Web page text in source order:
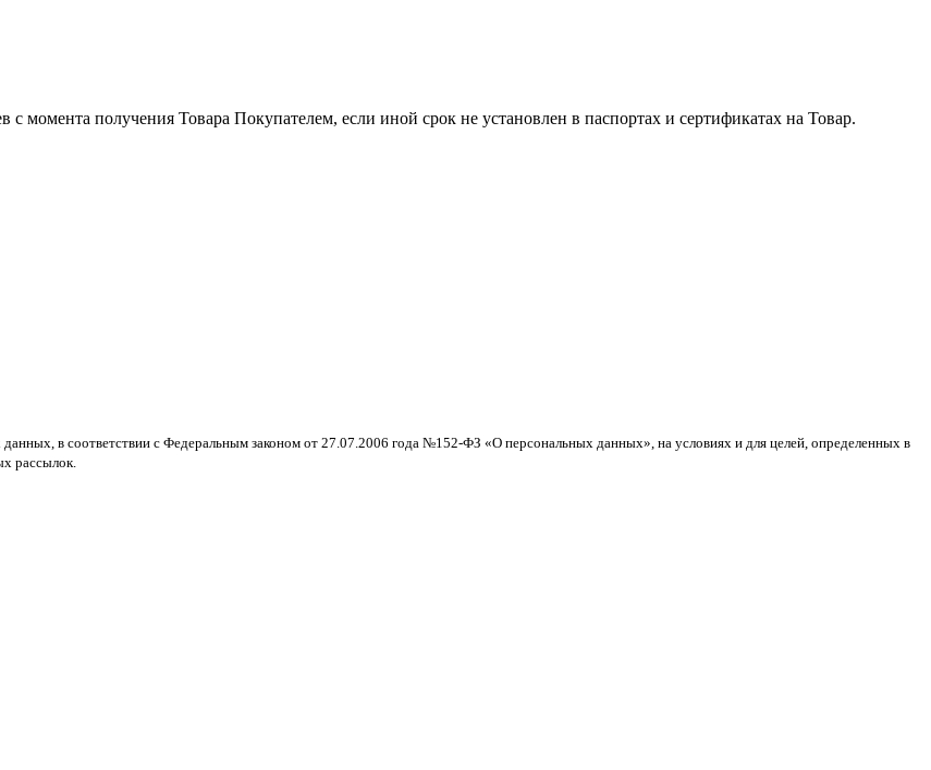
с момента получения Товара Покупателем, если иной срок не установлен в паспортах и сертификатах на Товар.
в соответствии с Федеральным законом от 27.07.2006 года №152-ФЗ «О персональных данных», на условиях и для целей, определенных в
рассылок.